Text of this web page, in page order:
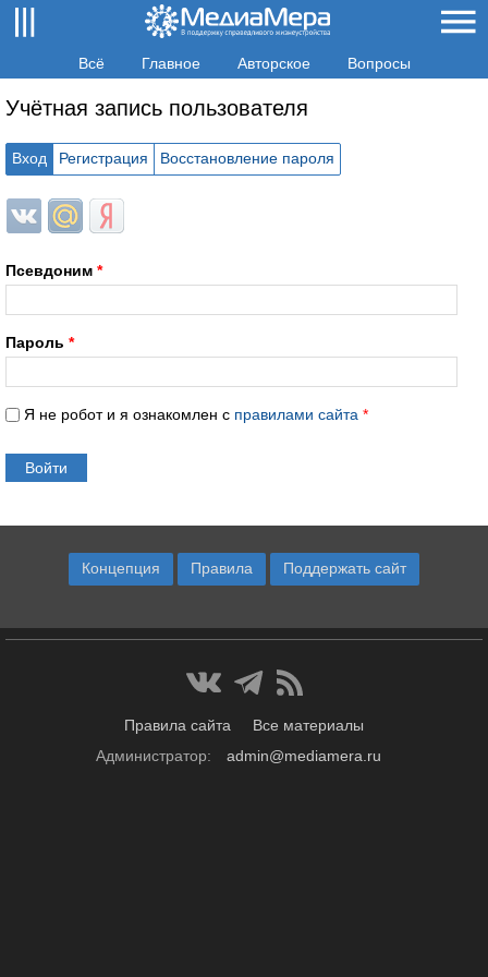
Всё Главное Авторское Вопросы
Учётная запись пользователя
Вход Регистрация Восстановление пароля
Login with ВКонтакте
Login with Mail.ru
Login with Яндекс
Псевдоним *
Пароль *
Я не робот и я ознакомлен с правилами сайта *
Концепция Правила Поддержать сайт
Правила сайта
Все материалы
Администратор:
admin@mediamera.ru